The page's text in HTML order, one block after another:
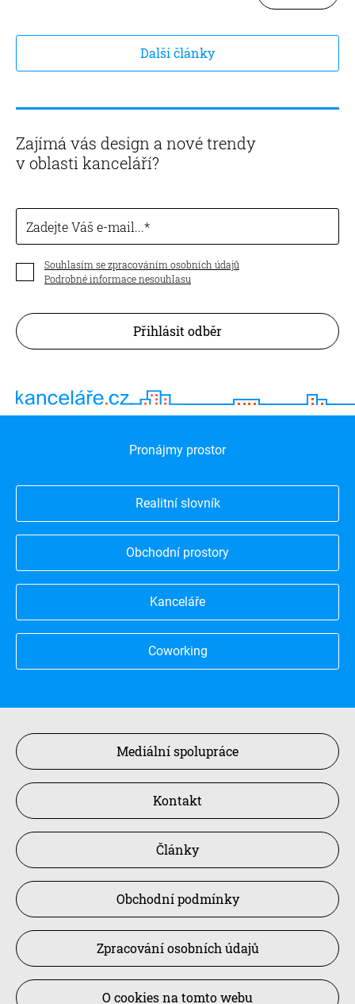
Další články
Zajímá vás design a nové trendy
v oblasti kanceláří?
Zadejte Váš e-mail...
Souhlasím se zpracováním osobních údajů
Podrobné informace nesouhlasu
Přihlásit odběr
Pronájmy prostor
Realitní slovník
Obchodní prostory
Kanceláře
Coworking
Mediální spolupráce
Kontakt
Články
Obchodní podmínky
Zpracování osobních údajů
O cookies na tomto webu